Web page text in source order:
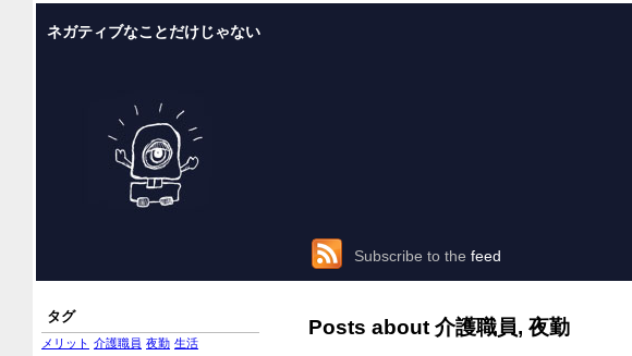
ネガティブなことだけじゃない
Subscribe to the feed
タグ
メリット 介護職員 夜勤 生活
Posts about 介護職員, 夜勤